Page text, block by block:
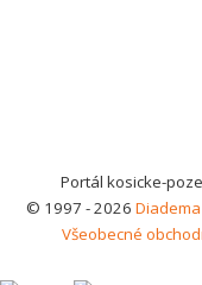
Portál kosicke-
© 1997 - 2026
Všeobecné